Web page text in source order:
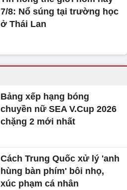
7/8: Nổ súng tại trường học
ở Thái Lan
Bảng xếp hạng bóng
chuyền nữ SEA V.Cup 2026
chặng 2 mới nhất
Cách Trung Quốc xử lý 'anh
hùng bàn phím' bôi nhọ,
xúc phạm cá nhân